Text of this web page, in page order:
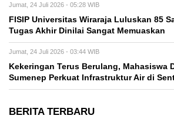
Jumat, 24 Juli 2026 - 05:28 WIB
FISIP Universitas Wiraraja Luluskan 85
Tugas Akhir Dinilai Sangat Memuaskan
Jumat, 24 Juli 2026 - 03:44 WIB
Kekeringan Terus Berulang, Mahasiswa
Sumenep Perkuat Infrastruktur Air di
BERITA TERBARU